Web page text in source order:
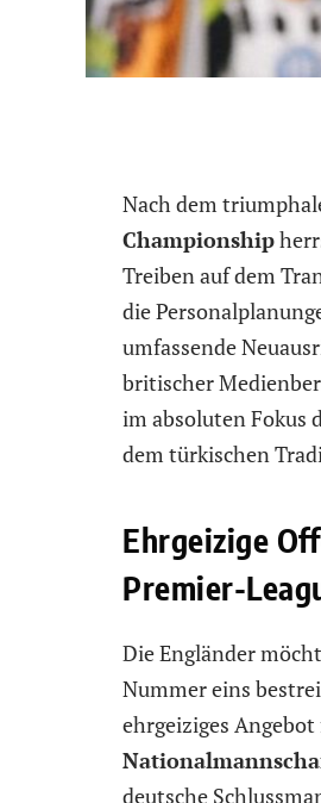
Nach dem
Championship
Treiben auf dem
die
umfassende
britischer
im absoluten Fokus
dem türkischen
Ehrgeizige
Premier-
Die Engländer
Nummer eins
ehrgeiziges
deutsche